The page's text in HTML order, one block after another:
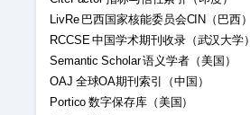
LivRe 巴西国家核能委员会CIN（巴西）
RCCSE 中国学术期刊收录（武汉大学）
Semantic Scholar 语义学者（美国）
OAJ 全球OA期刊索引（中国）
Portico 数字保存库（美国）